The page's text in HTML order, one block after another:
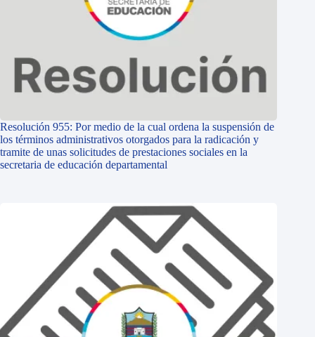
Resolución 955: Por medio de la cual ordena la suspensión de
los términos administrativos otorgados para la radicación y
tramite de unas solicitudes de prestaciones sociales en la
secretaria de educación departamental